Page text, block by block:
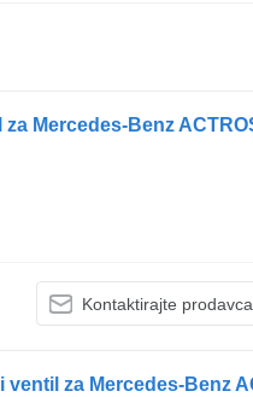
Kontaktirajte prodavca